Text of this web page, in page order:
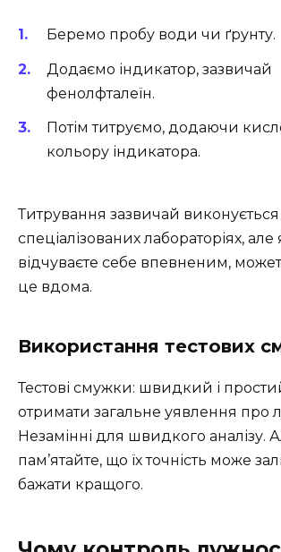
Беремо пробу води чи ґрунту.
Додаємо індикатор, зазвичай
фенолфталеїн.
Потім титруємо, додаючи
кольору індикатора.
Титрування зазвичай виконується
спеціалізованих лабораторіях,
відчуваєте себе впевненим,
це вдома.
Використання тестових
Тестові смужки: швидкий і
отримати загальне уявлення про
Незамінні для швидкого аналізу.
пам’ятайте, що їх точність може
бажати кращого.